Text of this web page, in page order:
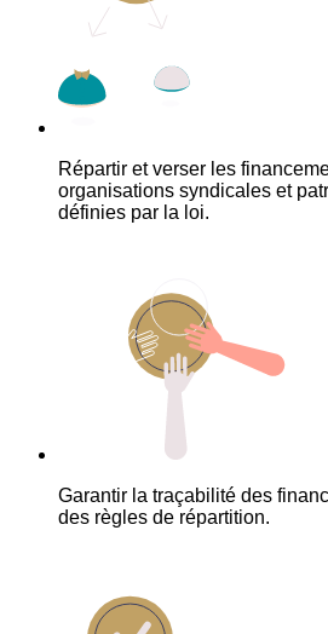
Répartir et verser les
organisations syndicales et
définies par la loi.
Garantir la traçabilité des
des règles de répartition.